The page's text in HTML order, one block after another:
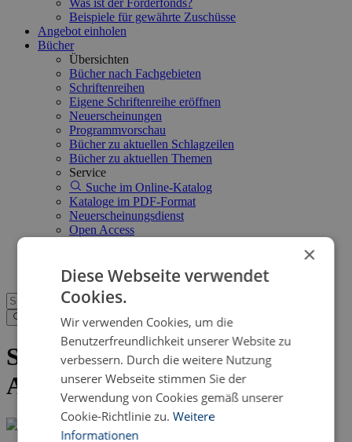
Was ist der Förderfonds?
Beispiele für gewährte Zuschüsse
Angebot einholen
Bücher
Übersichten
Bücher nach Fachgebieten
Schriftenreihen
Eigene Schriftenreihe eröffnen
Neuerscheinungen
Programmvorschau
Bücher zu aktuellen Schlagzeilen
Bücher zu aktuellen Themen
Service
Suche im Online-Katalog
Kataloge im PDF-Format
Neuerscheinungsdienst
Open Access
Senden Sie uns eine eBook-
Anfrage
×
Diese Webseite verwendet
Cookies.
Wir verwenden Cookies, um die
Benutzerfreundlichkeit unserer Website zu
verbessern. Durch die weitere Nutzung
unserer Webseite stimmen Sie der
Verwendung von Cookies gemäß unserer
Cookie-Richtlinie zu. Weitere
Informationen